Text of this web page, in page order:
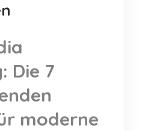
Die 7
moderne